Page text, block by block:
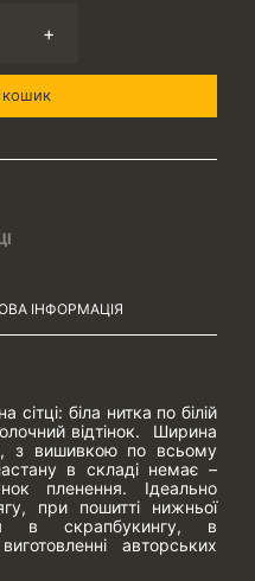
+
ІНФОРМАЦІЯ
біла нитка по білій
відтінок. Ширина
з вишивкою по всьому
в складі немає –
пленення. Ідеально
при пошитті нижньої
в скрапбукингу, в
авторських